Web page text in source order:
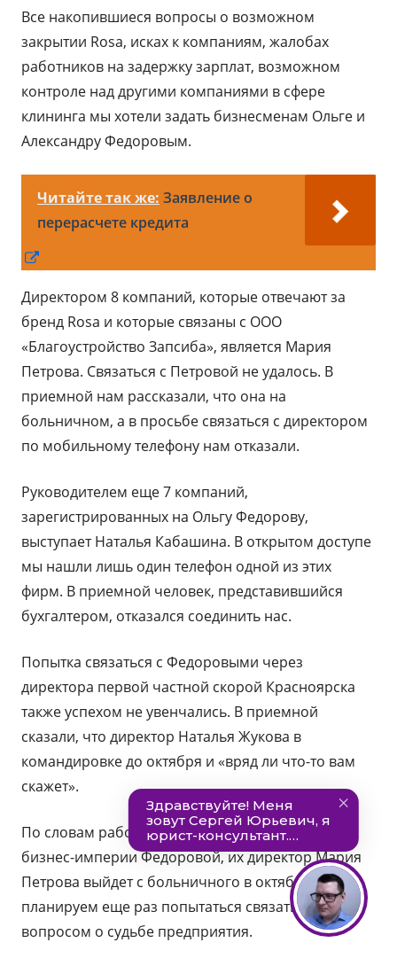
Все накопившиеся вопросы о возможном
закрытии Rosa, исках к компаниям, жалобах
работников на задержку зарплат, возможном
контроле над другими компаниями в сфере
клининга мы хотели задать бизнесменам Ольге и
Александру Федоровым.
Читайте так же: Заявление о
перерасчете кредита
новом
окне
Директором 8 компаний, которые отвечают за
бренд Rosa и которые связаны с ООО
«Благоустройство Запсиба», является Мария
Петрова. Связаться с Петровой не удалось. В
приемной нам рассказали, что она на
больничном, а в просьбе связаться с директором
по мобильному телефону нам отказали.
Руководителем еще 7 компаний,
зарегистрированных на Ольгу Федорову,
выступает Наталья Кабашина. В открытом доступе
мы нашли лишь один телефон одной из этих
фирм. В приемной человек, представившийся
бухгалтером, отказался соединить нас.
Попытка связаться с Федоровыми через
директора первой частной скорой Красноярска
также успехом не увенчались. В приемной
сказали, что директор Наталья Жукова в
командировке до октября и «вряд ли что-то вам
скажет».
По словам работников одной из компаний
бизнес-империи Федоровой, их директор Мария
Петрова выйдет с больничного в октябре. Мы
планируем еще раз попытаться связаться с ней с
вопросом о судьбе предприятия.